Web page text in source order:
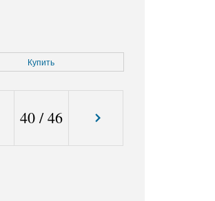
Купить
40/46